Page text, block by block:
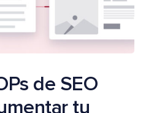
de SEO
tu